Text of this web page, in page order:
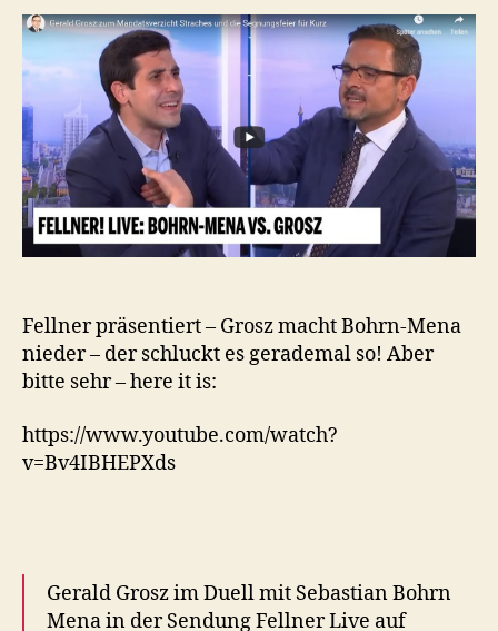
vs.
Grosz
–
sie
schenken
sich
nichts!
Fellner präsentiert – Grosz macht Bohrn-Mena
nieder – der schluckt es gerademal so! Aber
bitte sehr – here it is:
https://www.youtube.com/watch?
v=Bv4IBHEPXds
Gerald Grosz im Duell mit Sebastian Bohrn
Mena in der Sendung Fellner Live auf